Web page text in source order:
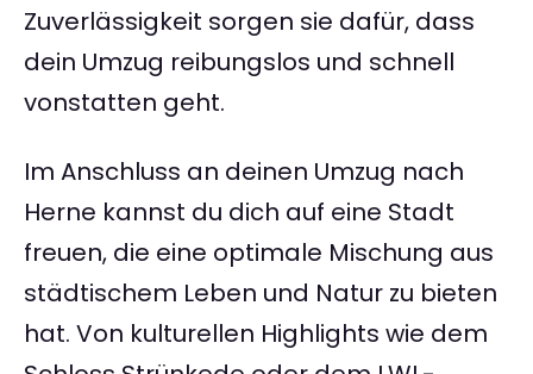
Zuverlässigkeit sorgen sie dafür, dass
dein Umzug reibungslos und schnell
vonstatten geht.
Im Anschluss an deinen Umzug nach
Herne kannst du dich auf eine Stadt
freuen, die eine optimale Mischung aus
städtischem Leben und Natur zu bieten
hat. Von kulturellen Highlights wie dem